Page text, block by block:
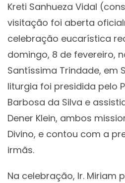
Kreti Sanhueza Vidal
visitação foi aberta
celebração eucarística
domingo, 8 de fevereiro,
Santíssima Trindade, em
liturgia foi presidida pelo
Barbosa da Silva e
Dener Klein, ambos
Divino, e contou com a
irmãs.
Na celebração, Ir. Miriam